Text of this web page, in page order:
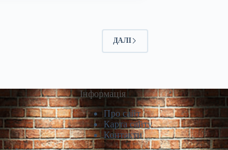
ДАЛІ
Інформація
Про сайт
Карта сайту
Контакти